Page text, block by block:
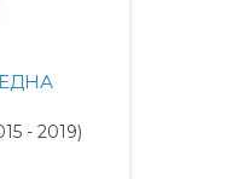
- 2019)